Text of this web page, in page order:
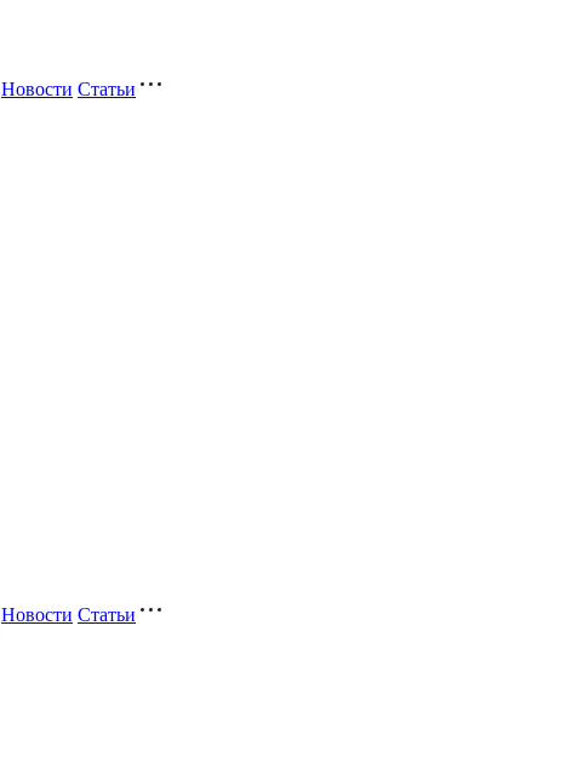
Новости Статьи
Новости Статьи